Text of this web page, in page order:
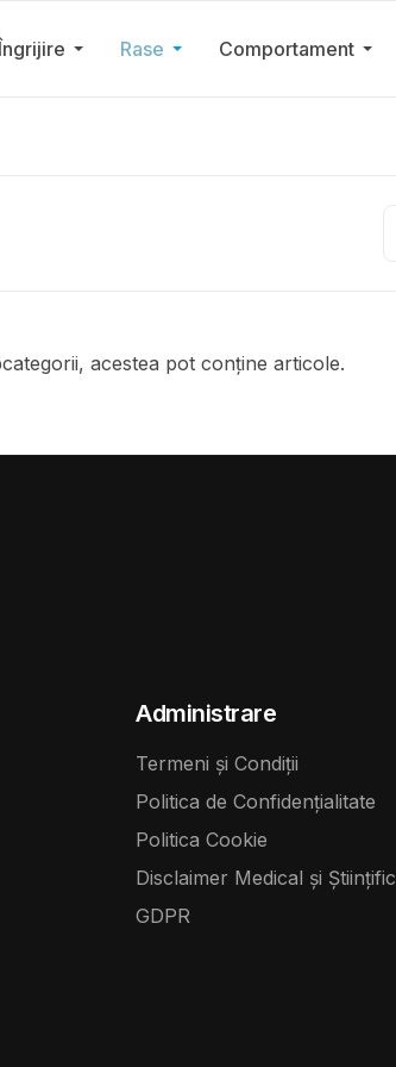
Îngrijire Rase Comportament
acestea pot conține articole.
Administrare
Termeni și Condiții
Politica de Confidențialitate
Politica Cookie
Disclaimer Medical și Științific
GDPR